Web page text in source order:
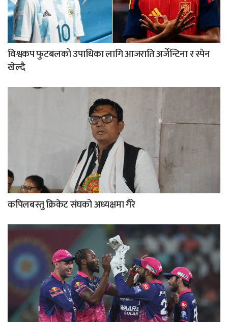
विश्वकप फुटबलको उपाधिका लागि आजराति अर्जेन्टिना र स्पेन
खेल्दै
कपिलबस्तु क्रिकेट संघको अध्यक्षमा गैरे